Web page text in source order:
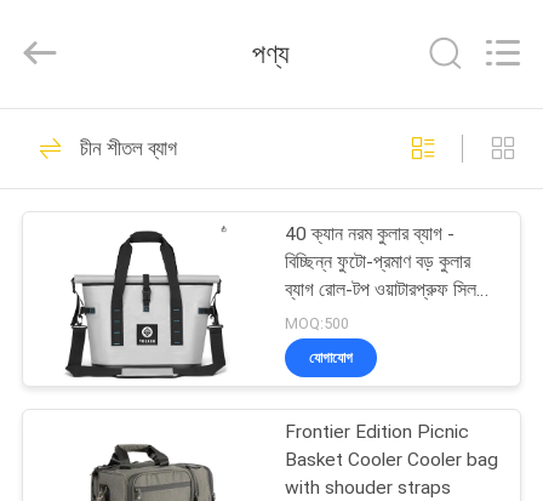
পণ্য
আমাদের
সম্পর্কে
কারখানা
Rights
Reserved.
ECER
ইভা হার্ড কেস
69
ইভা স্টোরেজ কেস
49
পণ্য
চীন শীতল ব্যাগ
40 ক্যান নরম কুলার ব্যাগ -
বিচ্ছিন্ন ফুটো-প্রমাণ বড় কুলার
ব্যাগ রোল-টপ ওয়াটারপ্রুফ সিল
সহ। ক্যাম্পিং, সৈকত, ভ্রমণ,
পিকনিকের জন্য পোর্টেবল আইস
বক্স। 12 ঘন্টা ঠান্ডা ধরে রাখা।
MOQ:500
যোগাযোগ
Frontier Edition Picnic
Basket Cooler Cooler bag
with shouder straps